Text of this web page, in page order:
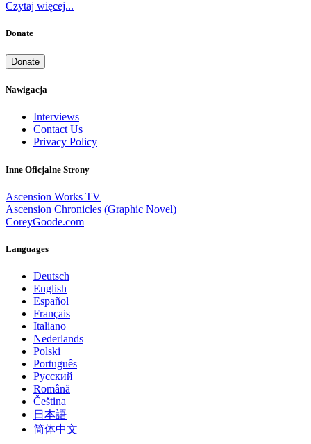
Czytaj więcej...
Donate
Donate
Nawigacja
Interviews
Contact Us
Privacy Policy
Inne Oficjalne Strony
Ascension Works TV
Ascension Chronicles (Graphic Novel)
CoreyGoode.com
Languages
Deutsch
English
Español
Français
Italiano
Nederlands
Polski
Português
Pусский
Română
Čeština
日本語
简体中文